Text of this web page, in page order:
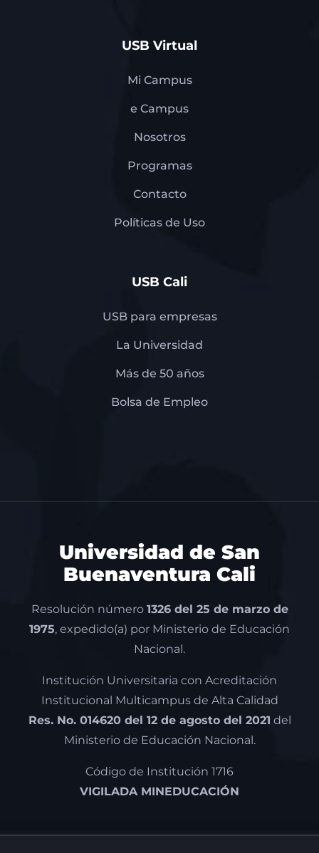
USB Virtual
Mi Campus
e Campus
Nosotros
Programas
Contacto
Políticas de Uso
USB Cali
USB para empresas
La Universidad
Más de 50 años
Bolsa de Empleo
Universidad de San
Buenaventura Cali
Resolución número 1326 del 25 de marzo de
1975, expedido(a) por Ministerio de Educación
Nacional.
Institución Universitaria con Acreditación
Institucional Multicampus de Alta Calidad
Res. No. 014620 del 12 de agosto del 2021 del
Ministerio de Educación Nacional.
Código de Institución 1716
VIGILADA MINEDUCACIÓN